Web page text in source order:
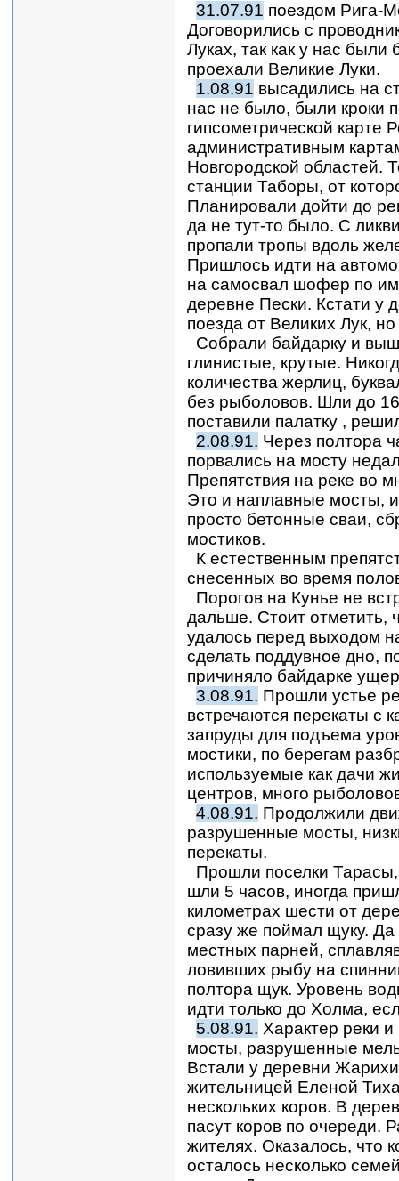
31.07.91 поездом Рига-
Договорились с
Луках, так как у нас были
проехали Великие Луки.
1.08.91 высадились на
нас не было, были кроки
гипсометрической карте
административным
Новгородской областей.
станции Таборы, от
Планировали дойти до
да не тут-то было. С
пропали тропы вдоль
Пришлось идти на
на самосвал шофер по
деревне Пески. Кстати у
поезда от Великих Лук,
Собрали байдарку и
глинистые, крутые.
количества жерлиц,
без рыболовов. Шли до
поставили палатку ,
2.08.91. Через полтора
порвались на мосту
Препятствия на реке во
Это и наплавные мосты,
просто бетонные сваи,
мостиков.
К естественным
снесенных во время
Порогов на Кунье не
дальше. Стоит отметить,
удалось перед выходом
сделать поддувное дно,
причиняло байдарке
3.08.91. Прошли устье
встречаются перекаты с
запруды для подъема
мостики, по берегам
используемые как дачи
центров, много
4.08.91. Продолжили
разрушенные мосты,
перекаты.
Прошли поселки
шли 5 часов, иногда
километрах шести от
сразу же поймал щуку.
местных парней,
ловивших рыбу на
полтора щук. Уровень
идти только до Холма,
5.08.91. Характер реки
мосты, разрушенные
Встали у деревни
жительницей Еленой
нескольких коров. В
пасут коров по очереди.
жителях. Оказалось, что
осталось несколько